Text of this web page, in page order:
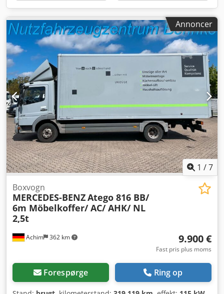
Annoncer
1 /7
Achim 362 km
Boxvogn
MERCEDES-BENZAtego 816 BB/
6m Möbelkoffer/ AC/ AHK/ NL
2,5t
9.900 €
Fast pris plus moms
Forespørge Ring op